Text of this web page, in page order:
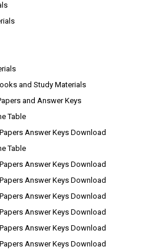
and Study Materials
and Answer Keys
Table
Answer Keys Download
Table
Answer Keys Download
Answer Keys Download
Answer Keys Download
Answer Keys Download
Answer Keys Download
Answer Keys Download